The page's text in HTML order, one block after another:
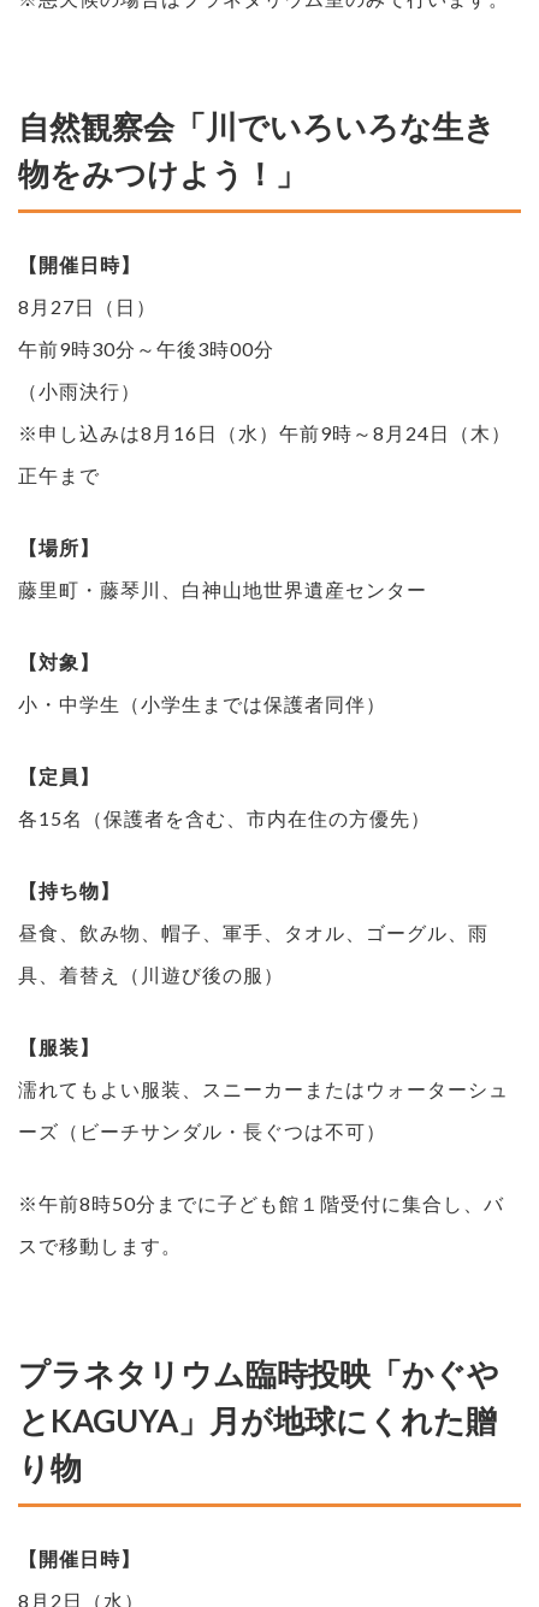
自然観察会「川でいろいろな生き
物をみつけよう！」
【開催日時】
8月27日（日）
午前9時30分～午後3時00分
（小雨決行）
※申し込みは8月16日（水）午前9時～8月24日（木）
正午まで
【場所】
藤里町・藤琴川、白神山地世界遺産センター
【対象】
小・中学生（小学生までは保護者同伴）
【定員】
各15名（保護者を含む、市内在住の方優先）
【持ち物】
昼食、飲み物、帽子、軍手、タオル、ゴーグル、雨
具、着替え（川遊び後の服）
【服装】
濡れてもよい服装、スニーカーまたはウォーターシュ
ーズ（ビーチサンダル・長ぐつは不可）
※午前8時50分までに子ども館１階受付に集合し、バ
スで移動します。
プラネタリウム臨時投映「かぐや
とKAGUYA」月が地球にくれた贈
り物
【開催日時】
8月2日（水）